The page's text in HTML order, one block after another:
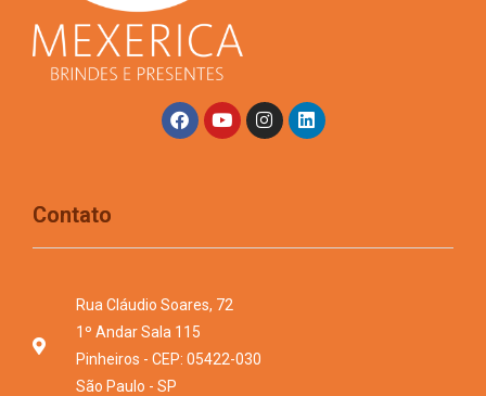
Contato
Rua Cláudio Soares, 72
1º Andar Sala 115
Pinheiros - CEP: 05422-030
São Paulo - SP